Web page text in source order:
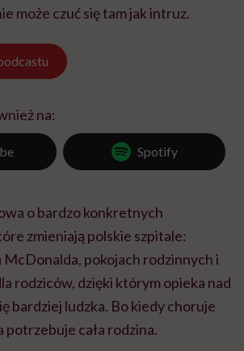
może czuć się tam jak intruz.
na:
Spotify
o bardzo konkretnych
zmieniają polskie szpitale:
McDonalda, pokojach rodzinnych i
rodziców, dzięki którym opieka nad
bardziej ludzka. Bo kiedy choruje
potrzebuje cała rodzina.